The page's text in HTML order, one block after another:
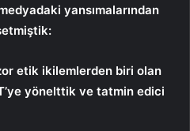
yansımalarından
etik ikilemlerden biri olan
yönelttik ve tatmin edici